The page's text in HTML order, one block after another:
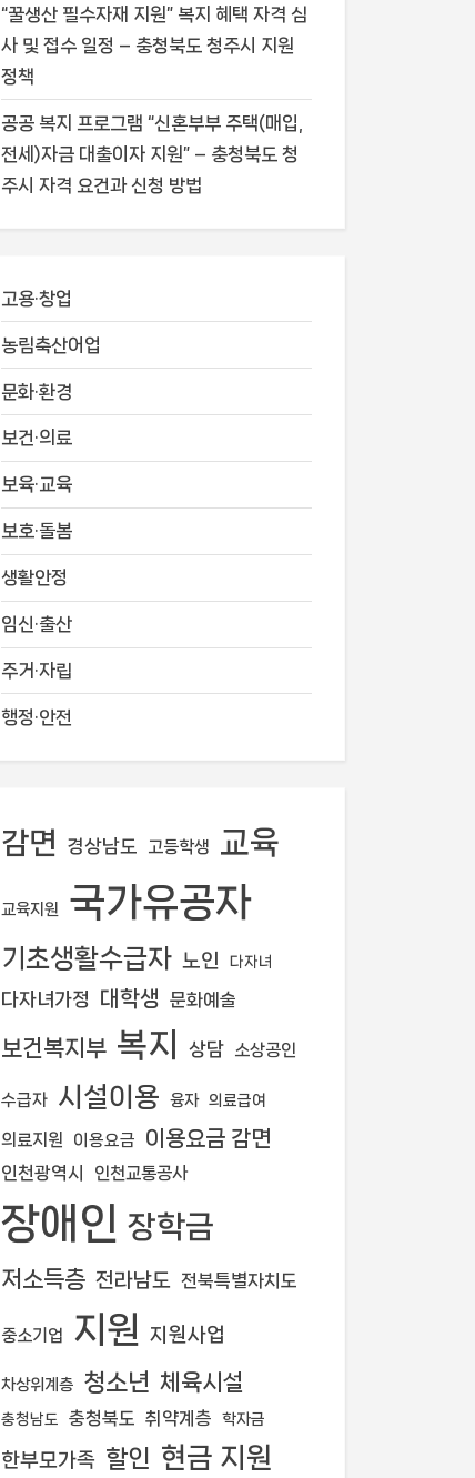
“꿀생산 필수자재 지원” 복지 혜택 자격 심
사 및 접수 일정 – 충청북도 청주시 지원
정책
공공 복지 프로그램 “신혼부부 주택(매입,
전세)자금 대출이자 지원” – 충청북도 청
주시 자격 요건과 신청 방법
고용·창업
농림축산어업
문화·환경
보건·의료
보육·교육
보호·돌봄
생활안정
임신·출산
주거·자립
행정·안전
감면 경상남도 고등학생 교육
교육지원 국가유공자
기초생활수급자 노인 다자녀
다자녀가정 대학생 문화예술
보건복지부 복지 상담 소상공인
수급자 시설이용 융자 의료급여
의료지원 이용요금 이용요금 감면
인천광역시 인천교통공사
장애인 장학금
저소득층 전라남도 전북특별자치도
중소기업 지원 지원사업
차상위계층 청소년 체육시설
충청남도 충청북도 취약계층 학자금
한부모가족 할인 현금 지원